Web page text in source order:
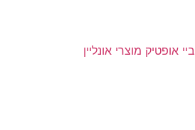
ביי אופטיק מוצרי אונליין